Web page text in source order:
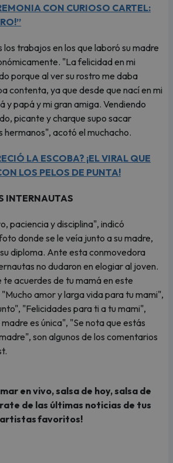
CON CURIOSO CARTEL:
trabajos en los que laboró su madre
"La felicidad en mi
porque al ver su rostro me daba
contenta, ya que desde que nací en mi
y papá y mi gran amiga. Vendiendo
picante y charque supo sacar
hermanos", acotó el muchacho.
LA ESCOBA? ¡EL VIRAL QUE
LOS PELOS DE PUNTA!
INTERNAUTAS
paciencia y disciplina", indicó
donde se le veía junto a su madre,
diploma. Ante esta conmovedora
no dudaron en elogiar al joven.
te acuerdes de tu mamá en este
amor y larga vida para tu mami",
"Felicidades para ti a tu mami",
es única", "Se nota que estás
son algunos de los comentarios
en vivo, salsa de hoy, salsa de
de las últimas noticias de tus
artistas favoritos!